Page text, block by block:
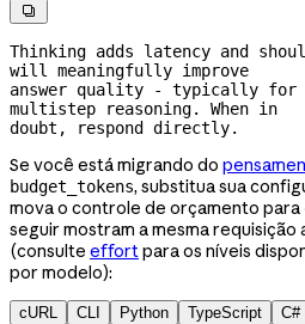

Thinking adds latency and
will meaningfully improve
answer quality - typically for
multistep reasoning. When in
doubt, respond directly.
Se você está migrando do
budget_tokens, substitua sua
mova o controle de orçamento para
seguir mostram a mesma
(consulte effortpara os níveis
por modelo):
cURL CLI Python TypeScript C#